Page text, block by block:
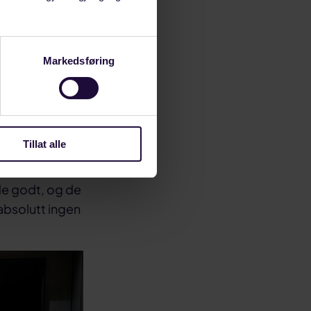
Markedsføring
Tillat alle
2
godt, og de
ingen